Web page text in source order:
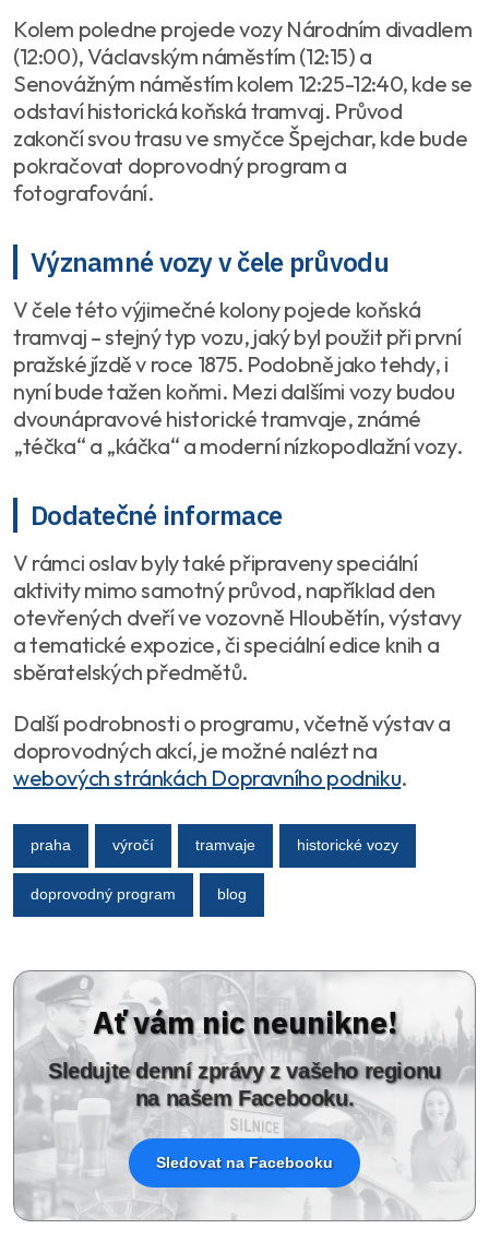
Kolem poledne projede vozy Národním divadlem
(12:00), Václavským náměstím (12:15) a
Senovážným náměstím kolem 12:25-12:40, kde se
odstaví historická koňská tramvaj. Průvod
zakončí svou trasu ve smyčce Špejchar, kde bude
pokračovat doprovodný program a
fotografování.
Významné vozy v čele průvodu
V čele této výjimečné kolony pojede koňská
tramvaj – stejný typ vozu, jaký byl použit při první
pražské jízdě v roce 1875. Podobně jako tehdy, i
nyní bude tažen koňmi. Mezi dalšími vozy budou
dvounápravové historické tramvaje, známé
„téčka“ a „káčka“ a moderní nízkopodlažní vozy.
Dodatečné informace
V rámci oslav byly také připraveny speciální
aktivity mimo samotný průvod, například den
otevřených dveří ve vozovně Hloubětín, výstavy
a tematické expozice, či speciální edice knih a
sběratelských předmětů.
Další podrobnosti o programu, včetně výstav a
doprovodných akcí, je možné nalézt na
webových stránkách Dopravního podniku.
praha výročí tramvaje historické vozy
doprovodný program blog
Ať vám nic neunikne!
Sledujte denní zprávy z vašeho regionu
na našem Facebooku.
Sledovat na Facebooku